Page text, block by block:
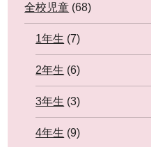
全校児童 (68)
1年生 (7)
2年生 (6)
3年生 (3)
4年生 (9)